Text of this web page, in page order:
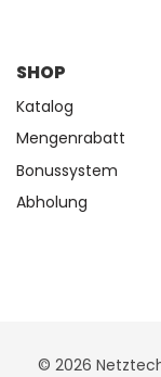
SHOP
Katalog
Mengenrabatt
Bonussystem
Abholung
© 2026